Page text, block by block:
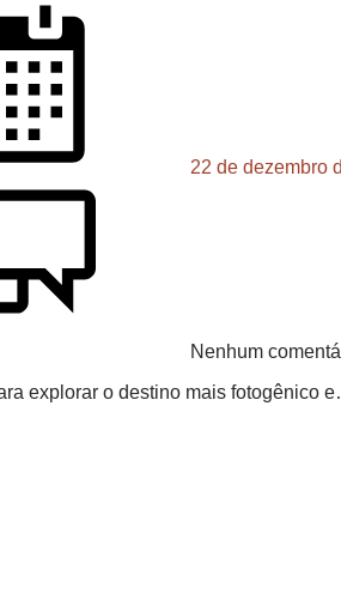
22 de dezembro
Nenhum
explorar o destino mais fotogênico